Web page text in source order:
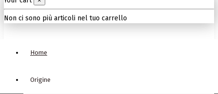
Non ci sono più articoli nel tuo carrello
Home
Origine